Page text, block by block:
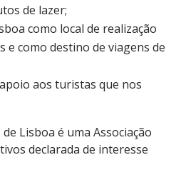
de lazer;
como local de realização
e como destino de viagens de
aos turistas que nos
Lisboa é uma Associação
declarada de interesse